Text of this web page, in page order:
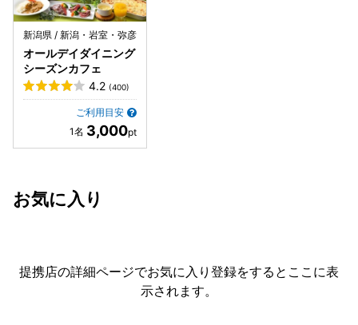
新潟県 / 新潟・岩室・弥彦
オールデイダイニング
シーズンカフェ
4.2 (400)
ご利用目安
3,000
お気に入り
提携店の詳細ページでお気に入り登録をすると ここに表
示されます。